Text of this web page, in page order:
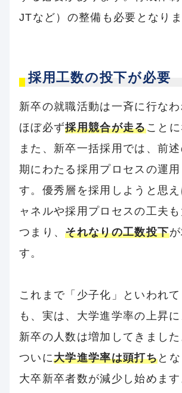
JTなど）の整備も必要となりま
採用工数の投下が必要
新卒の就職活動は一斉に行なわ
ほぼ必ず採用競合が走ることに
また、新卒一括採用では、前
期にわたる採用プロセスの運
す。優秀層を採用しようと思
ャネルや採用プロセスの工夫も
つまり、それなりの工数投下
す。
これまで「少子化」といわれ
も、実は、大学進学率の上昇
新卒の人数は増加してきました
ついに大学進学率は頭打ちと
大卒新卒者数が減少し始めま